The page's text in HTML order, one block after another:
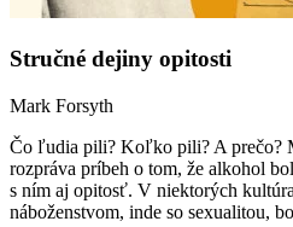
Stručné dejiny opitosti
Mark Forsyth
Čo ľudia pili? Koľko pili? A prečo?
rozpráva príbeh o tom, že alkohol
s ním aj opitosť. V niektorých
náboženstvom, inde so sexualitou,